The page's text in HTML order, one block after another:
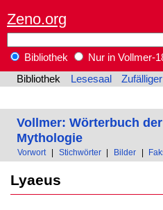
Zeno.org
Bibliothek
Nur in Vollmer-
Bibliothek
Lesesaal
Vollmer: Wörterbuch der
Mythologie
Vorwort Stichwörter Bilder
Lyaeus